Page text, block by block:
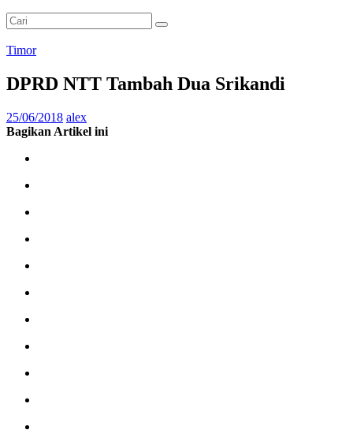
Timor
DPRD NTT Tambah Dua Srikandi
25/06/2018 alex
Bagikan Artikel ini